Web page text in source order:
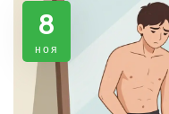
8
ноя